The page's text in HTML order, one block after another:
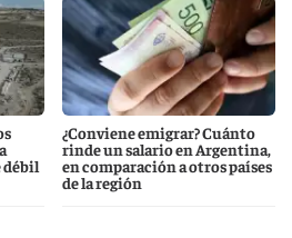
débil
¿Conviene emigrar? Cuánto
rinde un salario en Argentina,
en comparación a otros países
de la región